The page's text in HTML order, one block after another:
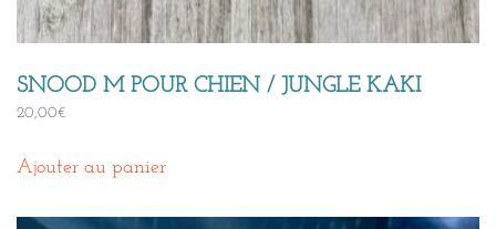
SNOOD M POUR CHIEN / JUNGLE KAKI
20,00€
Ajouter au panier